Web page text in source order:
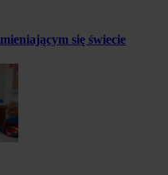
się świecie